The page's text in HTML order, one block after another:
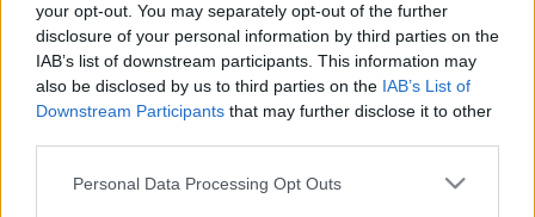
your opt-out. You may separately opt-out of the further
disclosure of your personal information by third parties on the
IAB’s list of downstream participants. This information may
also be disclosed by us to third parties on the IAB’s List of
Downstream Participants that may further disclose it to other
Please note that this website/app uses one or more Google
Personal Data Processing Opt Outs
Szerettük volna megtudni és közreadni a NAV
felsővezetőinek véleményét a hálózatos áfa-csalások
ügye körül sokasodó kérdésekkel kapcsolatban.
Annak rendje-módja szerint ez irányú interjúkéréssel
fordultunk a NAV sajtóosztályához, amit aztán
annak rendje-módja szerint el…